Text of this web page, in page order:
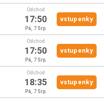
Odchod
17:50
Pá, 7 Srp.
vstupenky
Odchod
17:50
Pá, 7 Srp.
vstupenky
Odchod
18:35
Pá, 7 Srp.
vstupenky